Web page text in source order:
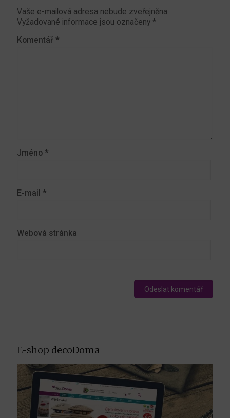
Vaše e-mailová adresa nebude zveřejněna.
Vyžadované informace jsou označeny *
Komentář *
Jméno *
E-mail *
Webová stránka
E-shop decoDoma